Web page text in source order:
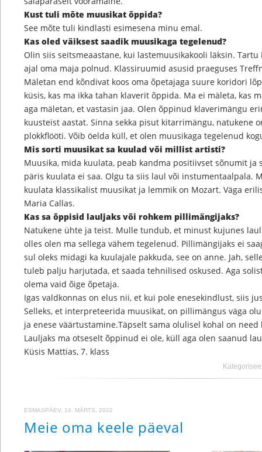
Kust tuli mõte muusikat õppida?
See mõte tuli kindlasti esimesena minu emal.
Kas oled väiksest saadik muusikaga tegelenud?
Olin siis seitsmeaastane, kui lastemuusikakooli läksin.
ajal oma maja polnud. Klassiruumid asusid praeguses
Mäletan end kõndivat koos oma õpetajaga suure koridori
küsis, kas ma ikka tahan klaverit õppida. Ma ei mäleta, kas
aga mäletan, et vastasin jaa. Olen õppinud klaverimängu
kuusteist aastat. Sinna sekka pisut kitarrimängu, natukene
plokkflööti. Võib öelda küll, et olen muusikaga tegelenud
Mis sorti muusikat sa kuulad või millist artisti?
Muusika, mida kuulata, peab kandma positiivset sõnumit ja
päris kuulata ei saa. Olgu ta siis laul või instumentaalpala.
kuulata klassikalist muusikat ja lemmik on Mozart. Väga
Maria Callas.
Kas sa õppisid lauljaks või rohkem pillimängijaks?
Natukene ühte ja teist. Mulle tundub, et minust kujunes
olles olen ma sellega vähem tegelenud. Pillimängijaks ei
sul oleks midagi ka kuulajale pakkuda, see on anne. Jah,
tuleb palju harjutada, et saada tehnilised oskused. Aga
olema vaid õige õpetaja.
Igas valdkonnas on elus nii, et kui pole enesekindlust, siis
Selleks, et interpreteerida muusikat, on pillimängus väga
ja enese väärtustamine.Täpselt sama olulisel kohal on
Lauljaks ma otseselt õppinud ei ole, küll aga olen saanud
Küsis Mattias, 7. klass
ESMASPÄEV, 14. MÄRTS, 2022
Meie oma keele päeval